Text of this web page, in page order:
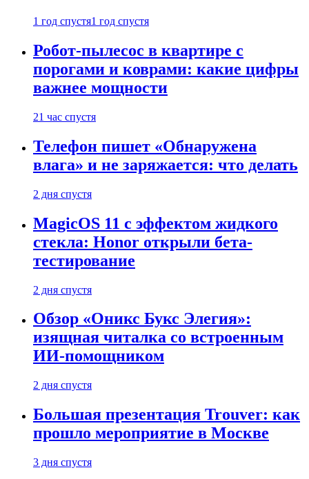
1 год спустя1 год спустя
Робот-пылесос в квартире с
порогами и коврами: какие цифры
важнее мощности
21 час спустя
Телефон пишет «Обнаружена
влага» и не заряжается: что делать
2 дня спустя
MagicOS 11 с эффектом жидкого
стекла: Honor открыли бета-
тестирование
2 дня спустя
Обзор «Оникс Букс Элегия»:
изящная читалка со встроенным
ИИ-помощником
2 дня спустя
Большая презентация Trouver: как
прошло мероприятие в Москве
3 дня спустя